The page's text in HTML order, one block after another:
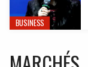
BUSINESS